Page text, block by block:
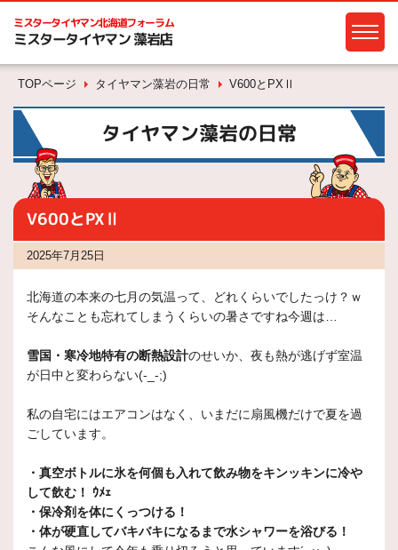
ミスタータイヤマン北海道フォーラム
ミスタータイヤマン 藻岩店
TOPページ タイヤマン藻岩の日常 V600とPXⅡ
タイヤマン藻岩の日常
V600とPXⅡ
2025年7月25日
北海道の本来の七月の気温って、どれくらいでしたっけ？ｗ
そんなことも忘れてしまうくらいの暑さですね今週は…
雪国・寒冷地特有の断熱設計のせいか、夜も熱が逃げず室温
が日中と変わらない(-_-;)
私の自宅にはエアコンはなく、いまだに扇風機だけで夏を過
ごしています。
・真空ボトルに氷を何個も入れて飲み物をキンッキンに冷や
して飲む！ ｳﾒｪ
・保冷剤を体にくっつける！
・体が硬直してバキバキになるまで水シャワーを浴びる！